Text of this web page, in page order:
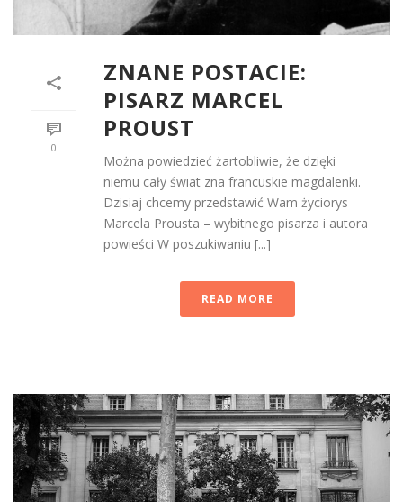
0
ZNANE POSTACIE:
PISARZ MARCEL
PROUST
Można powiedzieć żartobliwie, że dzięki
niemu cały świat zna francuskie magdalenki.
Dzisiaj chcemy przedstawić Wam życiorys
Marcela Prousta – wybitnego pisarza i autora
powieści W poszukiwaniu [...]
READ MORE